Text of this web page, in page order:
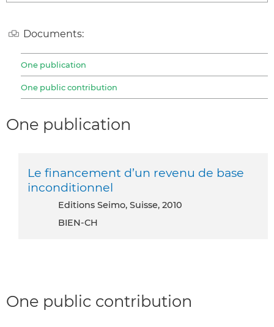
Documents:
One publication
One public contribution
One publication
Le financement d’un revenu de base
inconditionnel
Editions Seimo, Suisse, 2010
BIEN-CH
One public contribution